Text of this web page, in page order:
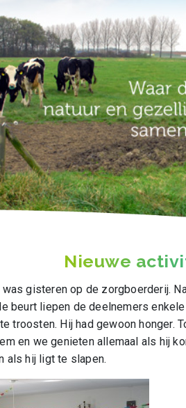
Nieuwe
was gisteren op de zorgboerderij.
beurt liepen de deelnemers
troosten. Hij had gewoon honger.
en we genieten allemaal als hij
als hij ligt te slapen.